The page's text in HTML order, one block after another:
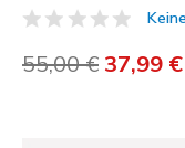
4,9 von 5
Reduziert von
55,00 € auf
37,99 €